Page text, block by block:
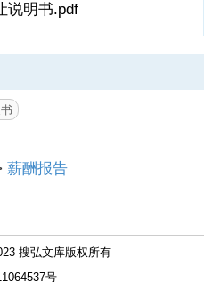
说明书.pdf
薪酬报告
搜弘文库版权所有
号